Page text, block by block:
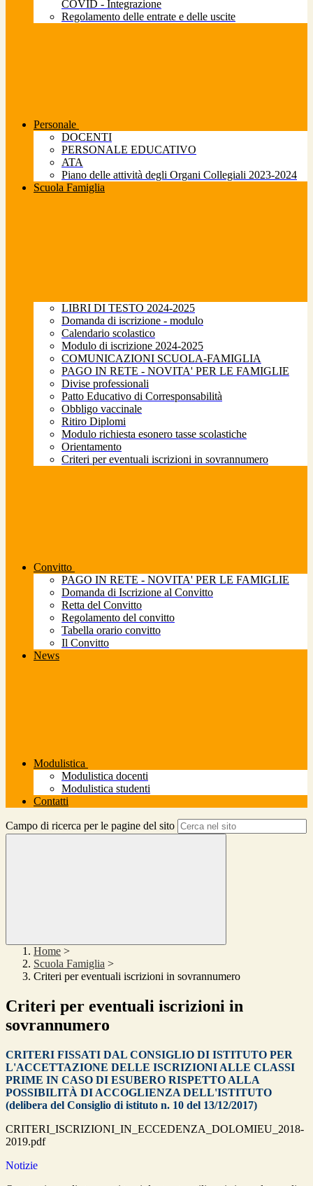
COVID - Integrazione
Regolamento delle entrate e delle uscite
Personale
DOCENTI
PERSONALE EDUCATIVO
ATA
Piano delle attività degli Organi Collegiali 2023-2024
Scuola Famiglia
LIBRI DI TESTO 2024-2025
Domanda di iscrizione - modulo
Calendario scolastico
Modulo di iscrizione 2024-2025
COMUNICAZIONI SCUOLA-FAMIGLIA
PAGO IN RETE - NOVITA' PER LE FAMIGLIE
Divise professionali
Patto Educativo di Corresponsabilità
Obbligo vaccinale
Ritiro Diplomi
Modulo richiesta esonero tasse scolastiche
Orientamento
Criteri per eventuali iscrizioni in sovrannumero
Convitto
PAGO IN RETE - NOVITA' PER LE FAMIGLIE
Domanda di Iscrizione al Convitto
Retta del Convitto
Regolamento del convitto
Tabella orario convitto
Il Convitto
News
Modulistica
Modulistica docenti
Modulistica studenti
Contatti
Campo di ricerca per le pagine del sito
Home >
Scuola Famiglia >
Criteri per eventuali iscrizioni in sovrannumero
Criteri per eventuali iscrizioni in
sovrannumero
CRITERI FISSATI DAL CONSIGLIO DI ISTITUTO PER
L'ACCETTAZIONE DELLE ISCRIZIONI ALLE CLASSI
PRIME IN CASO DI ESUBERO RISPETTO ALLA
POSSIBILITÀ DI ACCOGLIENZA DELL'ISTITUTO
(delibera del Consiglio di istituto n. 10 del 13/12/2017)
CRITERI_ISCRIZIONI_IN_ECCEDENZA_DOLOMIEU_2018-
2019.pdf
Notizie